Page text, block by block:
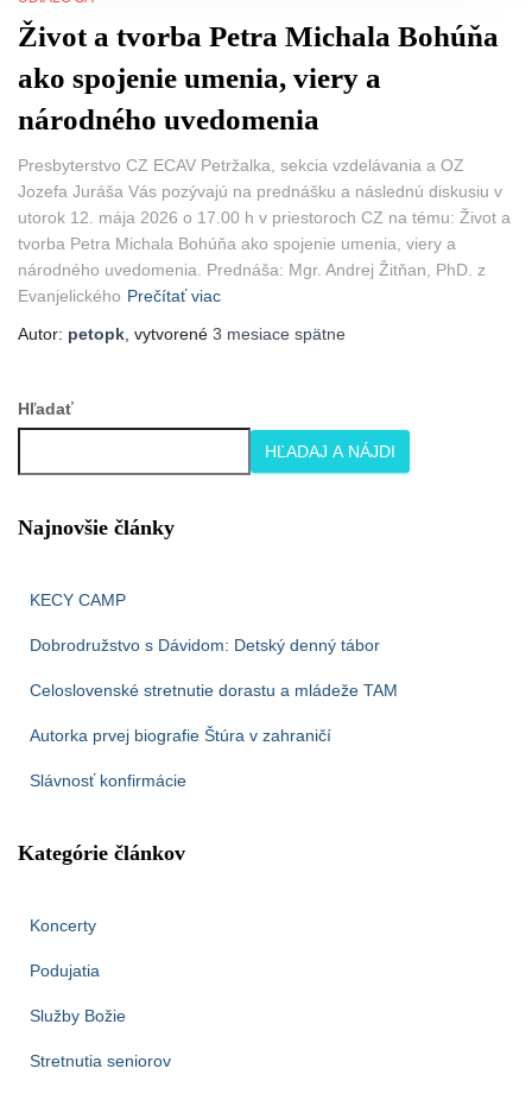
Život a tvorba Petra Michala Bohúňa
ako spojenie umenia, viery a
národného uvedomenia
Presbyterstvo CZ ECAV Petržalka, sekcia vzdelávania a OZ
Jozefa Juráša Vás pozývajú na prednášku a následnú diskusiu v
utorok 12. mája 2026 o 17.00 h v priestoroch CZ na tému: Život a
tvorba Petra Michala Bohúňa ako spojenie umenia, viery a
národného uvedomenia. Prednáša: Mgr. Andrej Žitňan, PhD. z
Evanjelického Prečítať viac
Autor: petopk , vytvorené 3 mesiace spätne
Hľadať
HĽADAJ A NÁJDI
Najnovšie články
KECY CAMP
Dobrodružstvo s Dávidom: Detský denný tábor
Celoslovenské stretnutie dorastu a mládeže TAM
Autorka prvej biografie Štúra v zahraničí
Slávnosť konfirmácie
Kategórie článkov
Koncerty
Podujatia
Služby Božie
Stretnutia seniorov